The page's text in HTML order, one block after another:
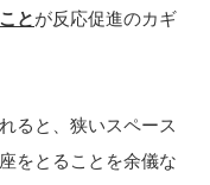
とが反応促進のカギ
ると、狭いスペース
をとることを余儀な